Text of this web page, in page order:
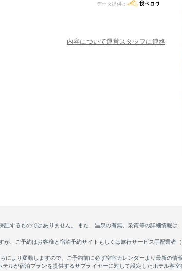
データ提供：
内容について運営スタッフに連絡